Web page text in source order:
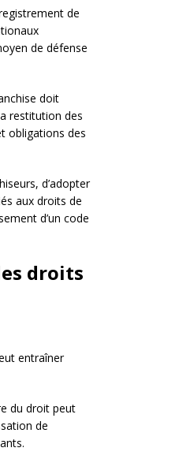
de
de défense
doit
restitution des
obligations des
d’adopter
aux droits de
d’un code
droits
entraîner
du droit peut
de